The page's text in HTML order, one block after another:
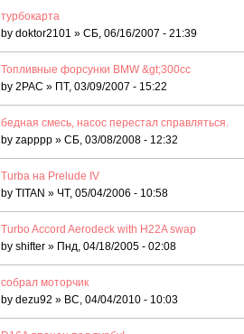
турбокарта
by doktor2101 » СБ, 06/16/2007 - 21:39
Топливные форсунки BMW &gt;300cc
by 2PAC » ПТ, 03/09/2007 - 15:22
бедная смесь, насос перестал справляться.
by zapppp » СБ, 03/08/2008 - 12:32
Turba на Prelude IV
by TITAN » ЧТ, 05/04/2006 - 10:58
Turbo Accord Aerodeck with H22A swap
by shifter » Пнд, 04/18/2005 - 02:08
собрал моторчик
by dezu92 » ВС, 04/04/2010 - 10:03